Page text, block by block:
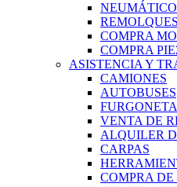
REMOLQUES
COMPRA
COMPRA
ASISTENCIA Y
CAMIONES
AUTOBUSES
VENTA DE
ALQUILER
CARPAS
COMPRA